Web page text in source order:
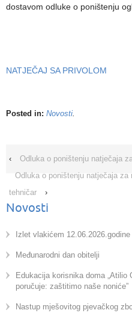
dostavom odluke o poništenju
NATJEČAJ SA PRIVOLOM
Posted in: Novosti
‹
Odluka o poništenju natječaja
Odluka o poništenju natječaja
tehničar
›
Novosti
Izlet vlakićem 12.06.2026.godine
Međunarodni dan obitelji
Edukacija korisnika doma „Atilio
poručuje: zaštitimo naše noniće”
Nastup mješovitog pjevačkog